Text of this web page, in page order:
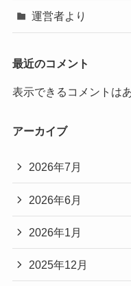
運営者より
最近のコメント
表示できるコメントは
アーカイブ
2026年7月
2026年6月
2026年1月
2025年12月